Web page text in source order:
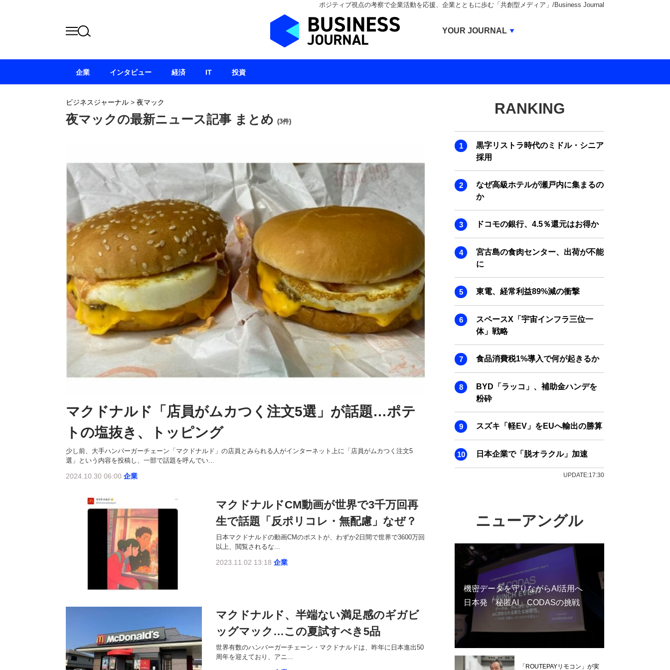
ポジティブ視点の考察で企業活動を応援、企業とともに歩む「共創型メディア」/Business Journal
ビジネスジャーナル > 夜マック
夜マックの最新ニュース記事 まとめ (3件)
マクドナルド「店員がムカつく注文5選」が話題…ポテ
トの塩抜き、トッピング
少し前、大手ハンバーガーチェーン「マクドナルド」の店員とみられる人がインターネット上に「店員がムカつく注文5
選」という内容を投稿し、一部で話題を呼んでい...
2024.10.30 06:00 企業
マクドナルドCM動画が世界で3千万回再
生で話題「反ポリコレ・無配慮」なぜ？
日本マクドナルドの動画CMのポストが、わずか2日間で世界で3600万回
以上、閲覧されるな...
2023.11.02 13:18 企業
マクドナルド、半端ない満足感のギガビ
ッグマック…この夏試すべき5品
世界有数のハンバーガーチェーン・マクドナルドは、昨年に日本進出50
周年を迎えており、アニ...
RANKING
黒字リストラ時代のミドル・シニア
採用
なぜ高級ホテルが瀬戸内に集まるの
か
ドコモの銀行、4.5％還元はお得か
宮古島の食肉センター、出荷が不能
に
東電、経常利益89%減の衝撃
スペースX「宇宙インフラ三位一
体」戦略
食品消費税1%導入で何が起きるか
BYD「ラッコ」、補助金ハンデを
粉砕
スズキ「軽EV」をEUへ輸出の勝算
日本企業で「脱オラクル」加速
UPDATE:17:30
ニューアングル
機密データを守りながらAI活用へ
日本発「秘匿AI」CODASの挑戦
「ROUTEPAYリモコン」が実
企業 インタビュー 経済 IT 投資
YOUR JOURNAL
BUSINESS JOURNAL
IVS JOURNAL
ENERGY MANAGEMENT JOURNAL
INBOUND JOURNAL
LIFE ENDING JOURNAL
AI JOURNAL
SMART MARKETING JOURNAL
ADOPTABLE DOG JOURNAL